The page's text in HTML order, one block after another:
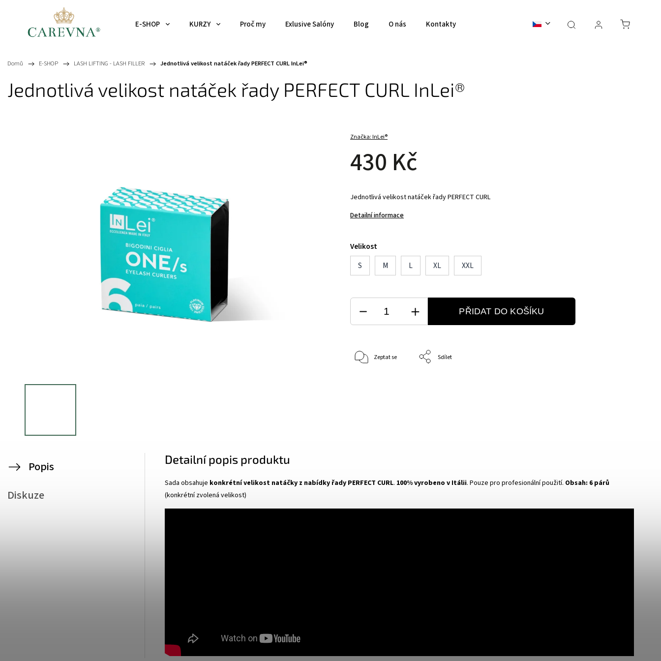
E-SHOP KURZY Proč my Exlusive Salóny Blog O nás Kontakty
Domů / E-SHOP / LASH LIFTING - LASH FILLER / Jednotlivá velikost natáček řady PERFECT CURL InLei®
Jednotlivá velikost natáček řady PERFECT CURL InLei®
Značka:InLei®
430 Kč
Jednotlivá velikost natáček řady PERFECT CURL
Detailní informace
Velikost
S
M L XL XXL
PŘIDAT DO KOŠÍKU
Zeptat se Sdílet
Popis
Diskuze
Detailní popis produktu
Sada obsahuje konkrétní velikost natáčky z nabídky řady PERFECT CURL. 100% vyrobeno v Itálii. Pouze pro profesionální použití. Obsah: 6 párů
(konkrétní zvolená velikost)